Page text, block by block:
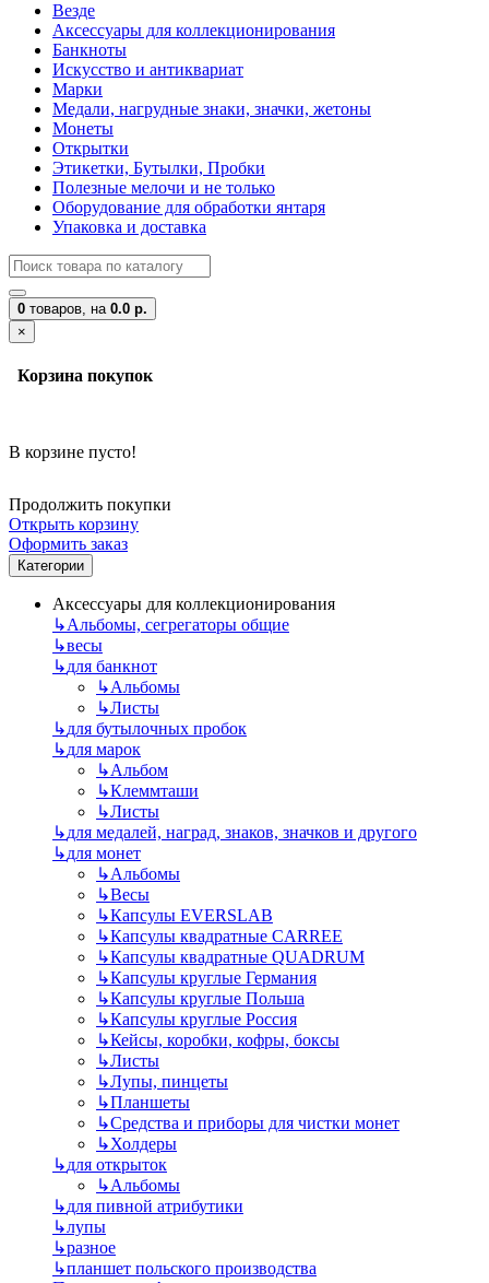
Везде
Аксессуары для коллекционирования
Банкноты
Искусство и антиквариат
Марки
Медали, нагрудные знаки, значки, жетоны
Монеты
Открытки
Этикетки, Бутылки, Пробки
Полезные мелочи и не только
Оборудование для обработки янтаря
Упаковка и доставка
0 товаров, на 0.0 р.
×
Корзина покупок
В корзине пусто!
Продолжить покупки
Открыть корзину
Оформить заказ
Категории
Аксессуары для коллекционирования
↳Альбомы, сегрегаторы общие
↳весы
↳для банкнот
↳Альбомы
↳Листы
↳для бутылочных пробок
↳для марок
↳Альбом
↳Клеммташи
↳Листы
↳для медалей, наград, знаков, значков и другого
↳для монет
↳Альбомы
↳Весы
↳Капсулы EVERSLAB
↳Капсулы квадратные CARREE
↳Капсулы квадратные QUADRUM
↳Капсулы круглые Германия
↳Капсулы круглые Польша
↳Капсулы круглые Россия
↳Кейсы, коробки, кофры, боксы
↳Листы
↳Лупы, пинцеты
↳Планшеты
↳Средства и приборы для чистки монет
↳Холдеры
↳для открыток
↳Альбомы
↳для пивной атрибутики
↳лупы
↳разное
↳планшет польского производства